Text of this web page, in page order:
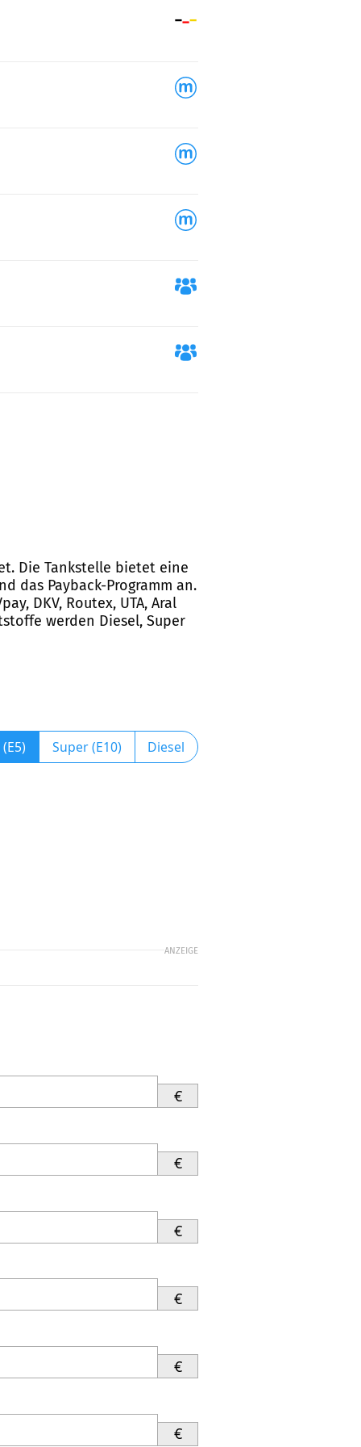
Die Tankstelle bietet eine
das Payback-Programm an.
DKV, Routex, UTA, Aral
werden Diesel, Super
Super (E10) Diesel
ANZEIGE
€
€
€
€
€
€